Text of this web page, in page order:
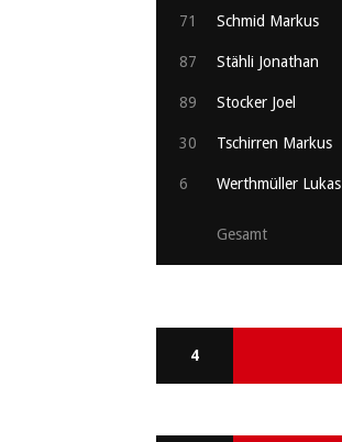
71 Schmid Markus
87 Stähli Jonathan
89 Stocker Joel
30 Tschirren Markus
6 Werthmüller Lukas
Gesamt
4